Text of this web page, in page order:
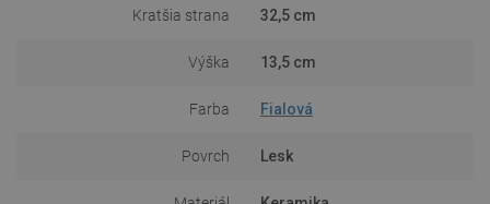
Kratšia strana 32,5 cm
Výška 13,5 cm
Farba Fialová
Povrch Lesk